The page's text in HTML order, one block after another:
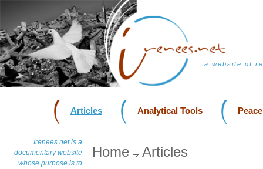
a website of
Articles Analytical Tools
Irenees.net is a
documentary website
whose purpose is to
Home Articles